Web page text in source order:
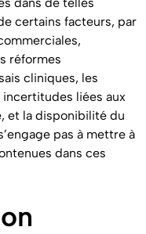
certains facteurs, par
réformes
cliniques, les
liées aux
et la disponibilité du
pas à mettre à
dans ces